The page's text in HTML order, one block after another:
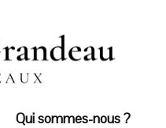
Qui sommes-nous ?